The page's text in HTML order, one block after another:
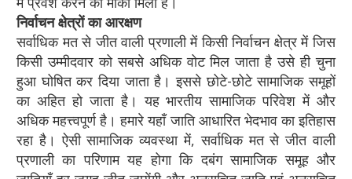
निर्वाचन क्षेत्रों का आरक्षण
सर्वाधिक मत से जीत वाली प्रणाली में किसी निर्वाचन क्षेत्र में जिस
किसी उम्मीदवार को सबसे अधिक वोट मिल जाता है उसे ही चुना
हुआ घोषित कर दिया जाता है। इससे छोटे-छोटे सामाजिक समूहों
का अहित हो जाता है। यह भारतीय सामाजिक परिवेश में और
अधिक महत्त्वपूर्ण है। हमारे यहाँ जाति आधारित भेदभाव का इतिहास
रहा है। ऐसी सामाजिक व्यवस्था में, सर्वाधिक मत से जीत वाली
प्रणाली का परिणाम यह होगा कि दबंग सामाजिक समूह और